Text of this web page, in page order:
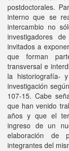
postdoctorales.
interno que se
intercambio no
investigadores
invitados a
que forman
transversal e
la historiografía-
investigación
107-15. Cabe
que han venido
años y que el
ingreso de un
elaboración de
integrantes del